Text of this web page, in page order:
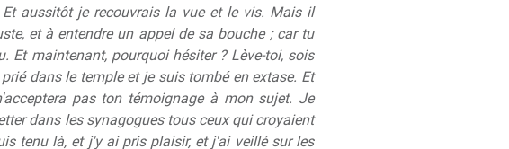
aussitôt je recouvrais la vue et le vis. Mais il
et à entendre un appel de sa bouche ; car tu
Et maintenant, pourquoi hésiter ? Lève-toi, sois
dans le temple et je suis tombé en extase. Et
pas ton témoignage à mon sujet. Je
dans les synagogues tous ceux qui croyaient
tenu là, et j'y ai pris plaisir, et j'ai veillé sur les